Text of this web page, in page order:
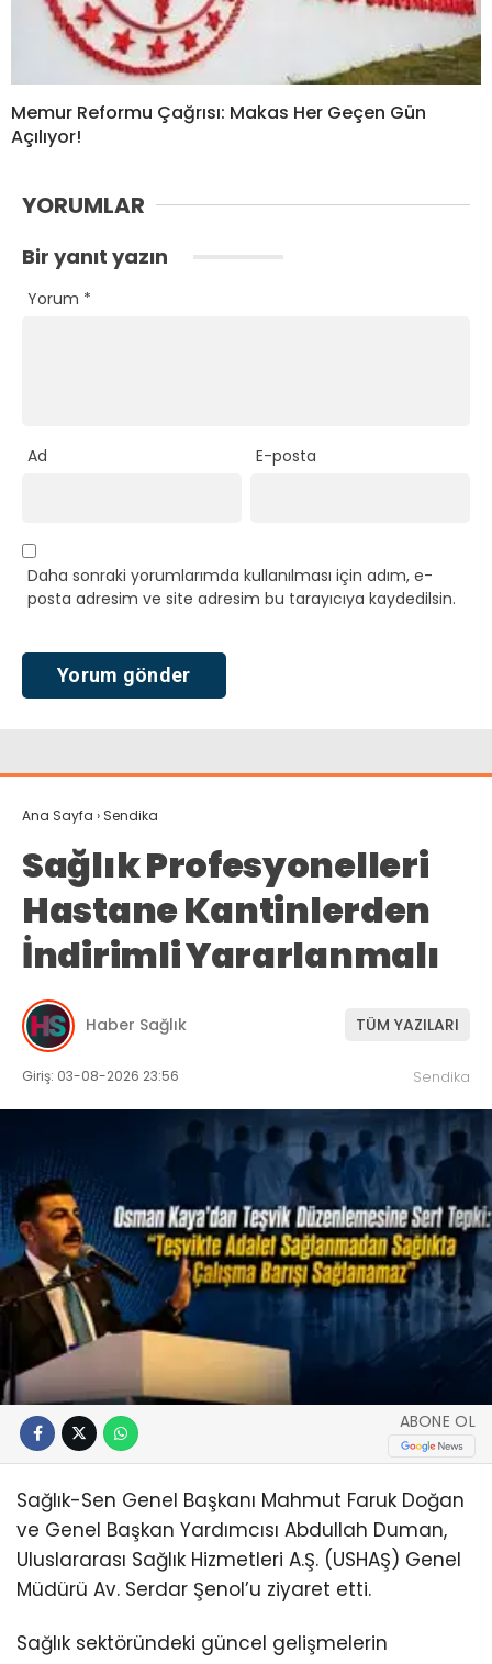
Memur Reformu Çağrısı: Makas Her Geçen Gün
Açılıyor!
YORUMLAR
Bir yanıt yazın
Yorum *
Ad E-posta
Daha sonraki yorumlarımda kullanılması için adım, e-
posta adresim ve site adresim bu tarayıcıya kaydedilsin.
Ana Sayfa › Sendika
Sağlık Profesyonelleri
Hastane Kantinlerden
İndirimli Yararlanmalı
Haber Sağlık TÜM YAZILARI
Giriş: 03-08-2026 23:56 Sendika
ABONE OL
Sağlık-Sen Genel Başkanı Mahmut Faruk Doğan
ve Genel Başkan Yardımcısı Abdullah Duman,
Uluslararası Sağlık Hizmetleri A.Ş. (USHAŞ) Genel
Müdürü Av. Serdar Şenol’u ziyaret etti.
Sağlık sektöründeki güncel gelişmelerin